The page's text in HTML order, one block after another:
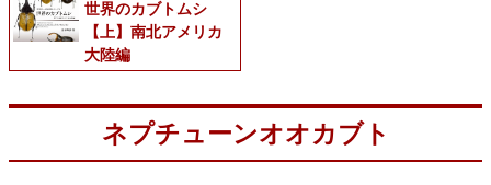
世界のカブトムシ
【上】南北アメリカ
大陸編
ネプチューンオオカブト